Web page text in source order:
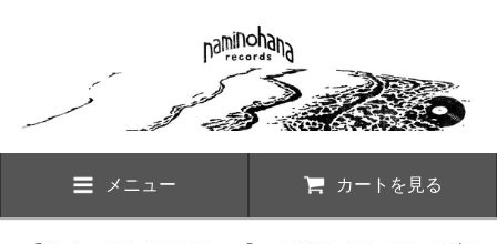
メニュー カートを見る